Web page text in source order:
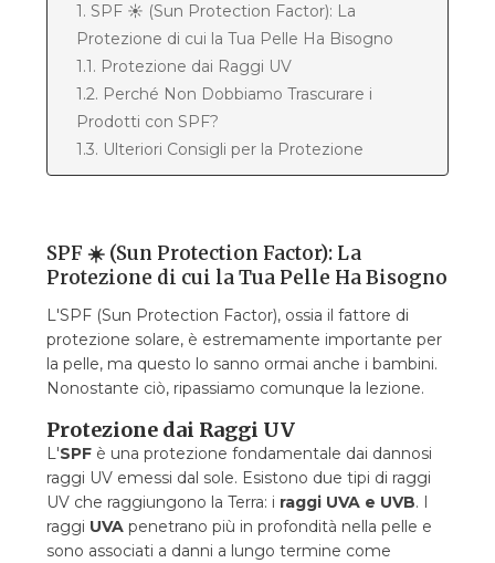
1. SPF ☀️ (Sun Protection Factor): La
Protezione di cui la Tua Pelle Ha Bisogno
1.1. Protezione dai Raggi UV
1.2. Perché Non Dobbiamo Trascurare i
Prodotti con SPF?
1.3. Ulteriori Consigli per la Protezione
SPF ☀️ (Sun Protection Factor): La
Protezione di cui la Tua Pelle Ha Bisogno
L'SPF (Sun Protection Factor), ossia il fattore di
protezione solare, è estremamente importante per
la pelle, ma questo lo sanno ormai anche i bambini.
Nonostante ciò, ripassiamo comunque la lezione.
Protezione dai Raggi UV
L'SPF è una protezione fondamentale dai dannosi
raggi UV emessi dal sole. Esistono due tipi di raggi
UV che raggiungono la Terra: i raggi UVA e UVB. I
raggi UVA penetrano più in profondità nella pelle e
sono associati a danni a lungo termine come